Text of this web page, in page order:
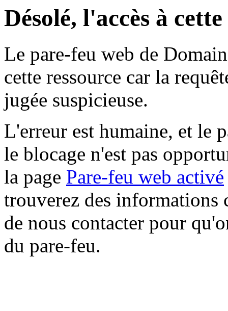
Désolé, l'accès à
Le pare-feu web de
cette ressource car la
jugée suspicieuse.
L'erreur est humaine, et le
le blocage n'est pas
la page Pare-feu web activé
trouverez des informations
de nous contacter pour
du pare-feu.